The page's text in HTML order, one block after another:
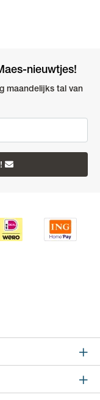
nieuwtjes!
maandelijks tal van